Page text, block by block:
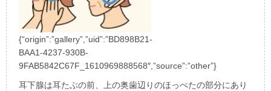
{“origin”:”gallery”,”uid”:”BD898B21-
BAA1-4237-930B-
9FAB5842C67F_1610969888568″,”source”:”other”}
耳下腺は耳たぶの前、上の奥歯辺りのほっぺたの部分にあり